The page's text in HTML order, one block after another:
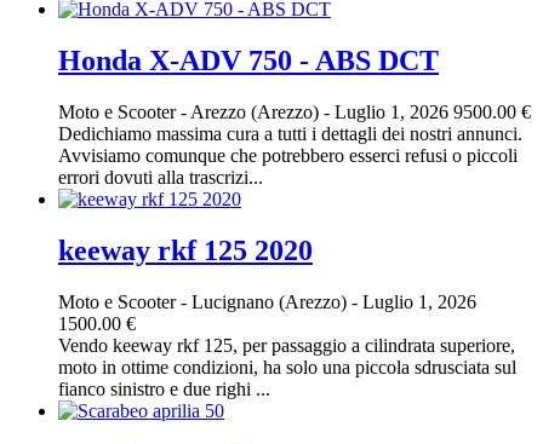
Honda X-ADV 750 - ABS DCT
Moto e Scooter- Arezzo (Arezzo) - Luglio 1, 2026 9500.00 €
Dedichiamo massima cura a tutti i dettagli dei nostri annunci.
Avvisiamo comunque che potrebbero esserci refusi o piccoli
errori dovuti alla trascrizi...
keeway rkf 125 2020
Moto e Scooter- Lucignano (Arezzo) - Luglio 1, 2026
1500.00 €
Vendo keeway rkf 125, per passaggio a cilindrata superiore,
moto in ottime condizioni, ha solo una piccola sdrusciata sul
fianco sinistro e due righi ...